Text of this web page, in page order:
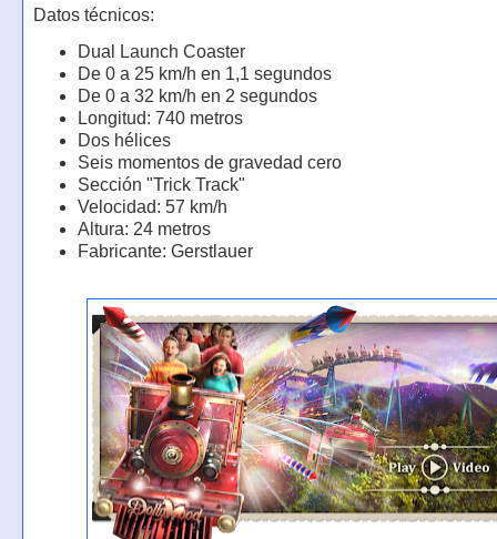
Datos técnicos:
Dual Launch Coaster
De 0 a 25 km/h en 1,1 segundos
De 0 a 32 km/h en 2 segundos
Longitud: 740 metros
Dos hélices
Seis momentos de gravedad cero
Sección "Trick Track"
Velocidad: 57 km/h
Altura: 24 metros
Fabricante: Gerstlauer